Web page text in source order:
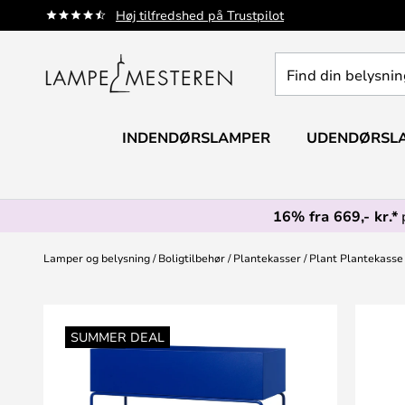
Høj tilfredshed på Trustpilot
Skip
to
din
INDENDØRSLAMPER
16% fra 669,- kr.*
Lamper og belysning Boligtilbehør Plantekasser Plant
SUMMER DEAL